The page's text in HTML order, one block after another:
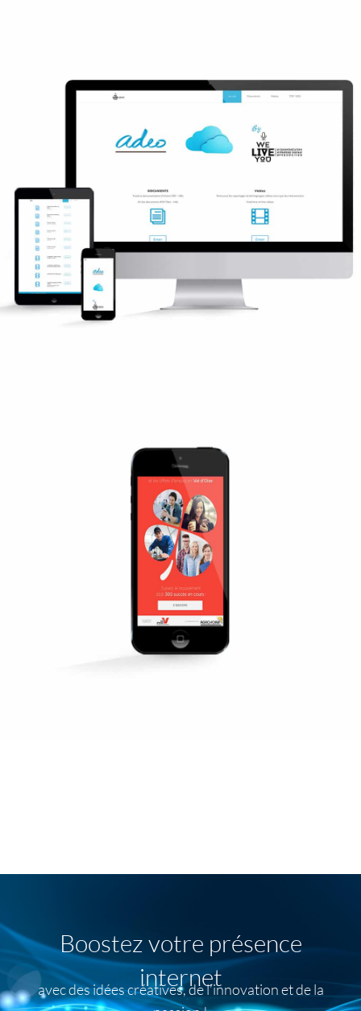
Intranet WeliveYou
Design interface application
Boostez votre présence
internet
avec des idées créatives, de l’innovation et de la